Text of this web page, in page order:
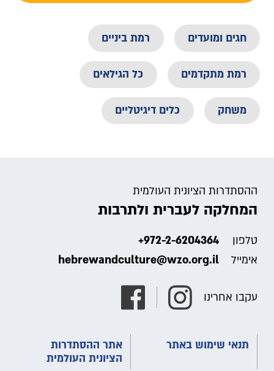
חגים ומועדים רמת ביניים
רמת מתקדמים כל הגילאים
משחק כלים דיגיטליים
ההסתדרות הציונית העולמית
המחלקה לעברית ולתרבות
טלפון +972-2-6204364
אימייל hebrewandculture@wzo.org.il
עקבו אחרינו
תנאי שימוש באתר
אתר ההסתדרות
הציונית העולמית